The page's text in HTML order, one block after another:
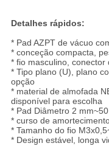
Detalhes rápidos:
* Pad AZPT de vácuo
* conceção compacta,
* fio masculino,
* Tipo plano (U), plano
opção
* material de almofada
disponível para escolha
* Pad Diâmetro 2
* curso de
* Tamanho do fio
* Design estável, longa